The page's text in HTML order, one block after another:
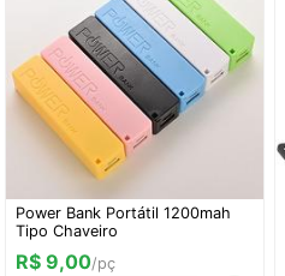
Power Bank Portátil 1200mah
Tipo Chaveiro
R$ 9,00/pç